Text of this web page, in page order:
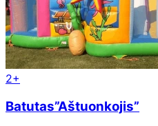
2+
Batutas”Aštuonkojis”